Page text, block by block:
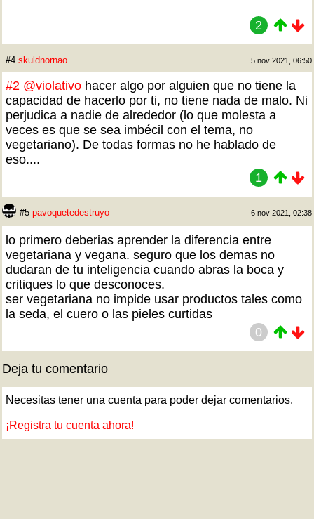
2
#4 skuldnornao 5 nov 2021, 06:50
#2 @violativo hacer algo por alguien que no tiene la
capacidad de hacerlo por ti, no tiene nada de malo. Ni
perjudica a nadie de alrededor (lo que molesta a
veces es que se sea imbécil con el tema, no
vegetariano). De todas formas no he hablado de
eso....
1
#5 pavoquetedestruyo 6 nov 2021, 02:38
lo primero deberias aprender la diferencia entre
vegetariana y vegana. seguro que los demas no
dudaran de tu inteligencia cuando abras la boca y
critiques lo que desconoces.
ser vegetariana no impide usar productos tales como
la seda, el cuero o las pieles curtidas
0
Deja tu comentario
Necesitas tener una cuenta para poder dejar comentarios.
¡Registra tu cuenta ahora!